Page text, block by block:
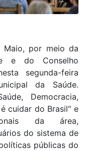
Maio, por meio da
e do Conselho
segunda-feira
da Saúde.
Democracia,
cuidar do Brasil" e
da área,
do sistema de
públicas do